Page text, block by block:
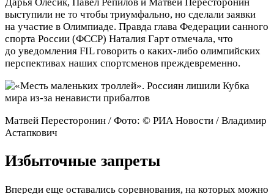
выступили не то чтобы триумфально, но сделали заявки
на участие в Олимпиаде. Правда глава Федерации санного
спорта России (ФССР) Наталия Гарт отмечала, что
до уведомления FIL говорить о каких-либо олимпийских
перспективах наших спортсменов преждевременно.
Матвей Пересторонин / Фото: © РИА Новости / Владимир
Астапкович
Избыточные запреты
Впереди еще оставались соревнования, на которых можно